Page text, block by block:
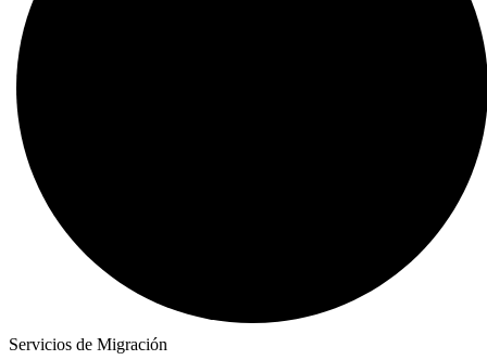
Servicios de Migración